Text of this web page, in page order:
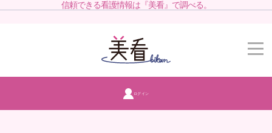
信頼できる看護情報は『美看』で調べる。
ログイン